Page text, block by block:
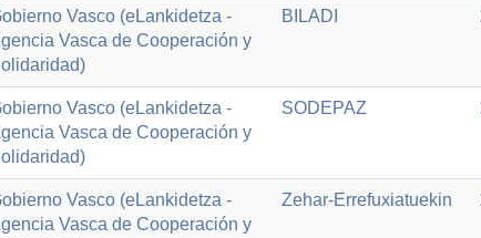
Vasco (eLankidetza -
Vasca de Cooperación y
BILADI
Vasco (eLankidetza -
Vasca de Cooperación y
SODEPAZ
Vasco (eLankidetza -
Vasca de Cooperación y
Zehar-Errefuxiatuekin